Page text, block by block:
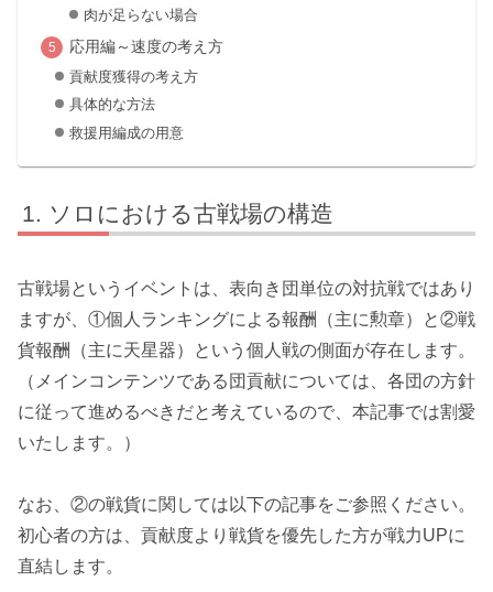
肉が足らない場合
応用編～速度の考え方
貢献度獲得の考え方
具体的な方法
救援用編成の用意
ソロにおける古戦場の構造
古戦場というイベントは、表向き 団単位の対抗戦ではあり
ますが、 ①個人ランキングによる報酬 （主に勲章）と②戦
貨報酬
（主に天星器）という 個人戦の側面が存在 します。
（メインコンテンツである団貢献については、各団の方針
に従って進めるべきだと考えているので、本記事では割愛
いたします。）
なお、②の戦貨に関しては以下の記事をご参照ください。
初心者の方は、貢献度より戦貨を優先した方が戦力UPに
直結します。